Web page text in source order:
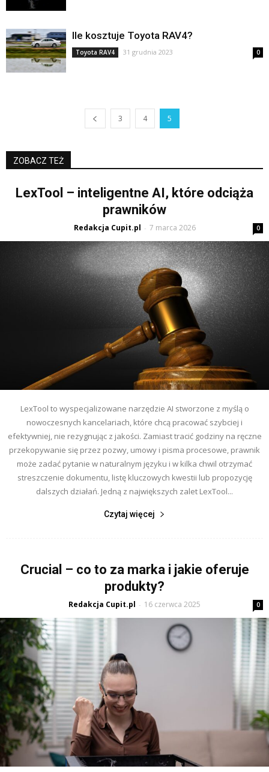
Ile kosztuje Toyota RAV4?
Toyota RAV4 31 grudnia 2023 0
3 4 5
ZOBACZ TEŻ
LexTool – inteligentne AI, które odciąża
prawników
Redakcja Cupit.pl - 7 marca 2026 0
LexTool to wyspecjalizowane narzędzie AI stworzone z myślą o
nowoczesnych kancelariach, które chcą pracować szybciej i
efektywniej, nie rezygnując z jakości. Zamiast tracić godziny na ręczne
przekopywanie się przez pozwy, umowy i pisma procesowe, prawnik
może zadać pytanie w naturalnym języku i w kilka chwil otrzymać
streszczenie dokumentu, listę kluczowych kwestii lub propozycję
dalszych działań. Jedną z największych zalet LexTool...
Czytaj więcej
Crucial – co to za marka i jakie oferuje
produkty?
Redakcja Cupit.pl - 16 czerwca 2025 0